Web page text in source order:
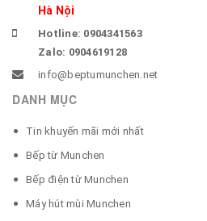
Hà Nội
Hotline: 0904341563
Zalo: 0904619128
info@beptumunchen.net
DANH MỤC
Tin khuyến mãi mới nhất
Bếp từ Munchen
Bếp điện từ Munchen
Máy hút mùi Munchen